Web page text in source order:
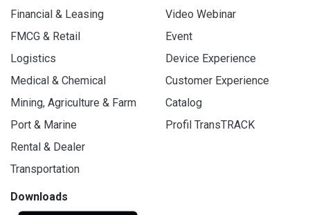
Financial & Leasing
FMCG & Retail
Logistics
Medical & Chemical
Mining, Agriculture & Farm
Port & Marine
Rental & Dealer
Transportation
Video Webinar
Event
Device Experience
Customer Experience
Catalog
Profil TransTRACK
Downloads